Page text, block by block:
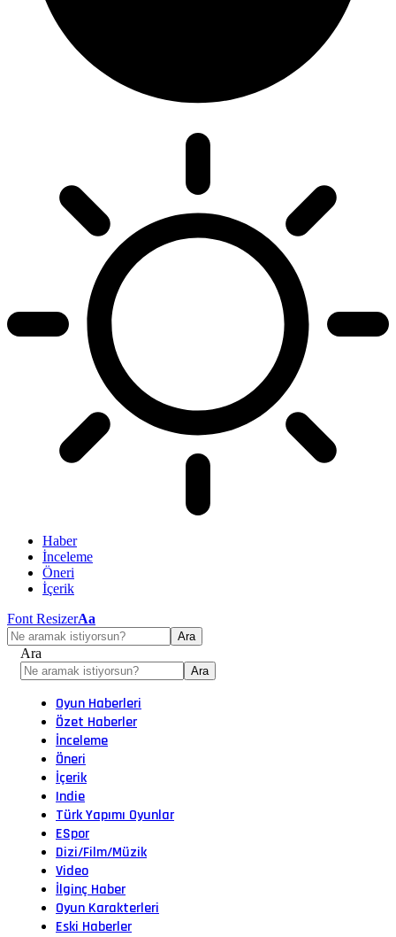
Haber
İnceleme
Öneri
İçerik
Font ResizerAa
Ara
Oyun Haberleri
Özet Haberler
İnceleme
Öneri
İçerik
Indie
Türk Yapımı Oyunlar
ESpor
Dizi/Film/Müzik
Video
İlginç Haber
Oyun Karakterleri
Eski Haberler